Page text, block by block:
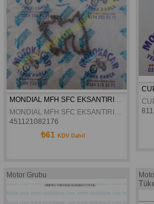
MONDIAL MFH SFC EKSANTIRIK ZINCIRI 84L ORJINAL
451121082176
₺61 KDV Dahil
Motor Grubu